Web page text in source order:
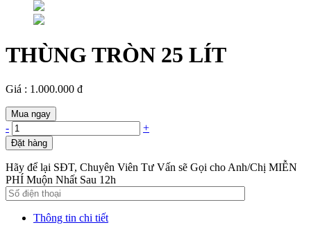
THÙNG TRÒN 25 LÍT
Giá : 1.000.000 đ
Mua ngay
- +
Đặt hàng
Hãy để lại SĐT, Chuyên Viên Tư Vấn sẽ Gọi cho Anh/Chị MIỄN
PHÍ Muộn Nhất Sau 12h
Thông tin chi tiết